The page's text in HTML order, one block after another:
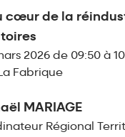
cœur de la
2026 de 09:50 à
Fabrique
MARIAGE
Régional